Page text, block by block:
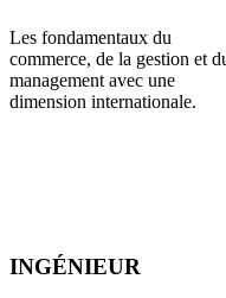
Les fondamentaux du
commerce, de la gestion et
management avec une
dimension internationale.
INGÉNIEUR